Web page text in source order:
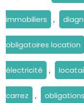
immobiliers ,
obligatoires location
électricité ,
carrez ,